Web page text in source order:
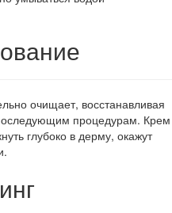
очищает, восстанавливая
процедурам. Крем
глубоко в дерму, окажут